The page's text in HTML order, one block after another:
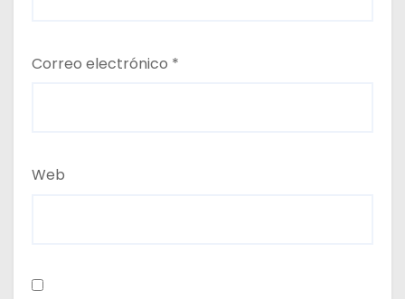
Correo electrónico *
Web